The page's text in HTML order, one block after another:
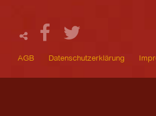
AGB Datenschutzerklärung